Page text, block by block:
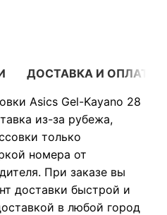
ДОСТАВКА И ОПЛАТА
Asics Gel-Kayano 28
из-за рубежа,
только
номера от
При заказе вы
доставки быстрой и
в любой город